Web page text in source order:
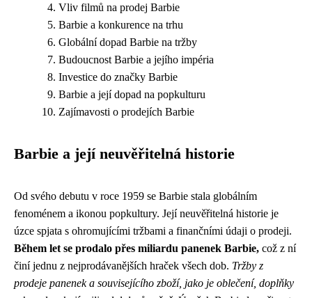
Vliv filmů na prodej Barbie
Barbie a konkurence na trhu
Globální dopad Barbie na tržby
Budoucnost Barbie a jejího impéria
Investice do značky Barbie
Barbie a její dopad na popkulturu
Zajímavosti o prodejích Barbie
Barbie a její neuvěřitelná historie
Od svého debutu v roce 1959 se Barbie stala globálním
fenoménem a ikonou popkultury. Její neuvěřitelná historie je
úzce spjata s ohromujícími tržbami a finančními údaji o prodeji.
Během let se prodalo přes miliardu panenek Barbie, což z ní
činí jednu z nejprodávanějších hraček všech dob. Tržby z
prodeje panenek a souvisejícího zboží, jako je oblečení, doplňky